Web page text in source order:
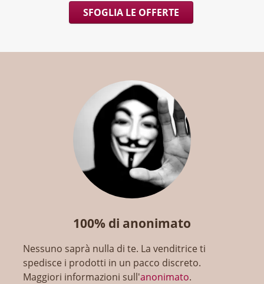
SFOGLIA LE OFFERTE
100% di anonimato
Nessuno saprà nulla di te. La venditrice ti
spedisce i prodotti in un pacco discreto.
Maggiori informazioni sull'anonimato.